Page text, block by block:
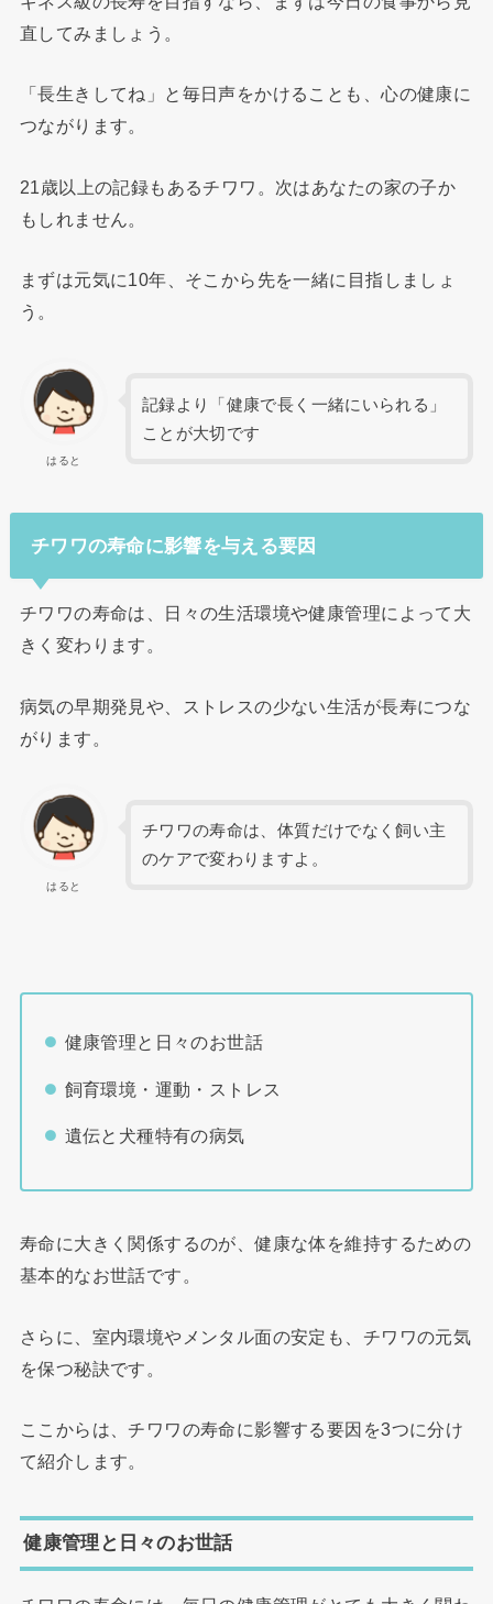
直してみましょう。
「長生きしてね」と毎日声をかけることも、心の健康に
つながります。
21歳以上の記録もあるチワワ。次はあなたの家の子か
もしれません。
まずは元気に10年、そこから先を一緒に目指しましょ
う。
はると
記録より「健康で長く一緒にいられる」
ことが大切です
チワワの寿命に影響を与える要因
チワワの寿命は、日々の生活環境や健康管理によって大
きく変わります。
病気の早期発見や、ストレスの少ない生活が長寿につな
がります。
はると
チワワの寿命は、体質だけでなく飼い主
のケアで変わりますよ。
健康管理と日々のお世話
飼育環境・運動・ストレス
遺伝と犬種特有の病気
寿命に大きく関係するのが、健康な体を維持するための
基本的なお世話です。
さらに、室内環境やメンタル面の安定も、チワワの元気
を保つ秘訣です。
ここからは、チワワの寿命に影響する要因を3つに分け
て紹介します。
健康管理と日々のお世話